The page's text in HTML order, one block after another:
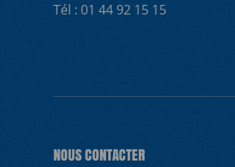
Tél : 01 44 92 15 15
NOUS CONTACTER